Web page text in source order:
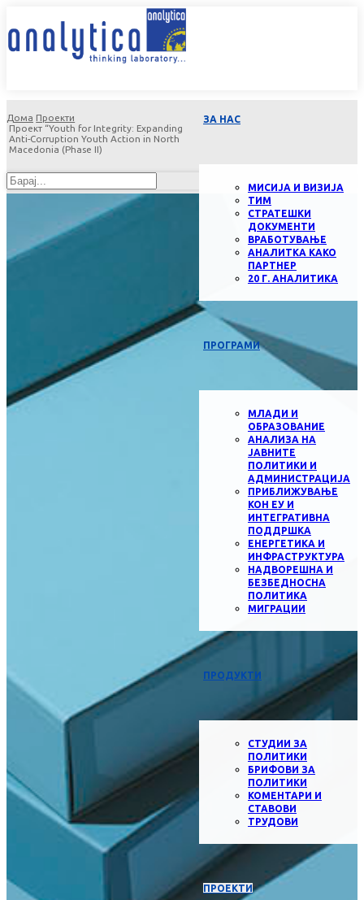
ЗА НАС
МИСИЈА И ВИЗИЈА
ТИМ
СТРАТЕШКИ
ДОКУМЕНТИ
ВРАБОТУВАЊЕ
АНАЛИТКА КАКО
ПАРТНЕР
20 Г. АНАЛИТИКА
ПРОГРАМИ
МЛАДИ И
ОБРАЗОВАНИЕ
АНАЛИЗА НА
ЈАВНИТЕ
ПОЛИТИКИ И
АДМИНИСТРАЦИЈА
ПРИБЛИЖУВАЊЕ
КОН ЕУ И
ИНТЕГРАТИВНА
ПОДДРШКА
ЕНЕРГЕТИКА И
ИНФРАСТРУКТУРА
НАДВОРЕШНА И
БЕЗБЕДНОСНА
ПОЛИТИКА
МИГРАЦИИ
ПРОДУКТИ
СТУДИИ ЗА
ПОЛИТИКИ
БРИФОВИ ЗА
ПОЛИТИКИ
КОМЕНТАРИ И
СТАВОВИ
ТРУДОВИ
ПРОЕКТИ
Дома Проекти
Проект “Youth for Integrity: Expanding
Anti-Corruption Youth Action in North
Macedonia (Phase II)